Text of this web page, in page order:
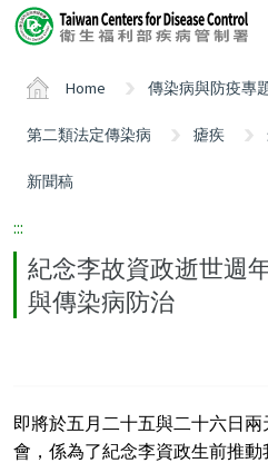
Center
block
Home 傳染病與防疫專
第二類法定傳染病 瘧疾
新聞稿
:::
紀念李故資政逝世週
與傳染病防治
即將於五月二十五與二十六日
會，係為了紀念李資政生前推